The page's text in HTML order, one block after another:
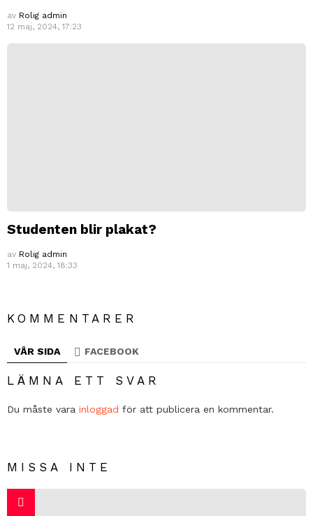
av Rolig admin
12 maj, 2024, 17:23
Studenten blir plakat?
av Rolig admin
1 maj, 2024, 18:33
KOMMENTARER
VÅR SIDA FACEBOOK
LÄMNA ETT SVAR
Du måste vara inloggad för att publicera en kommentar.
MISSA INTE